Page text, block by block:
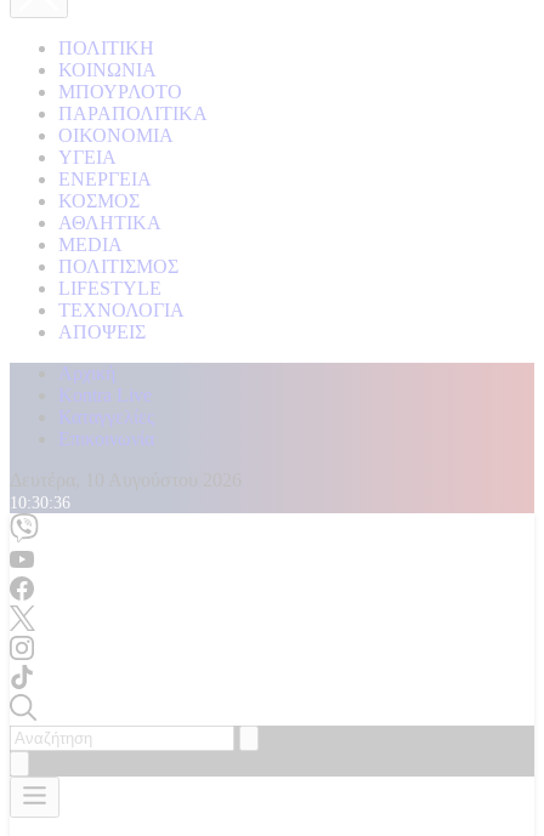
ΠΟΛΙΤΙΚΗ
ΚΟΙΝΩΝΙΑ
ΜΠΟΥΡΛΟΤΟ
ΠΑΡΑΠΟΛΙΤΙΚΑ
ΟΙΚΟΝΟΜΙΑ
ΥΓΕΙΑ
ΕΝΕΡΓΕΙΑ
ΚΟΣΜΟΣ
ΑΘΛΗΤΙΚΑ
MEDIA
ΠΟΛΙΤΙΣΜΟΣ
LIFESTYLE
ΤΕΧΝΟΛΟΓΙΑ
ΑΠΟΨΕΙΣ
Αρχική
Kontra Live
Καταγγελίες
Επικοινωνία
10:30:37